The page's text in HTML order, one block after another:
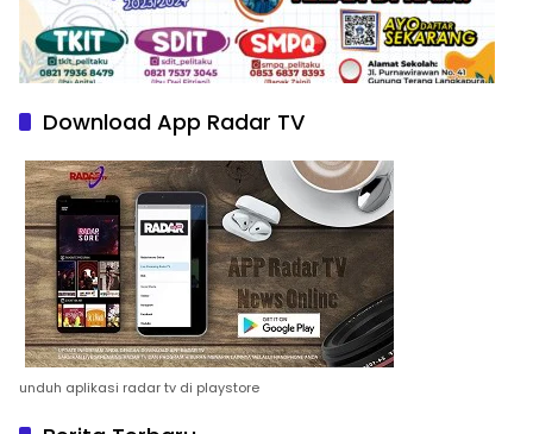
Download App Radar TV
unduh aplikasi radar tv di playstore